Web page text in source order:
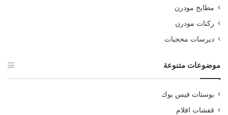
مطابخ مودرن
ركنات مودرن
ديرسات محجبات
موضوعات متنوعة
بوستات فيس بوك
قفشات افلام